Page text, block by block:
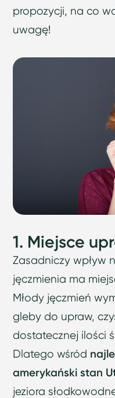
propozycji, na co
uwagę!
1. Miejsce
Zasadniczy wpływ
jęczmienia ma
Młody jęczmień
gleby do upraw,
dostatecznej ilości
Dlatego wśród
amerykański stan
jeziora